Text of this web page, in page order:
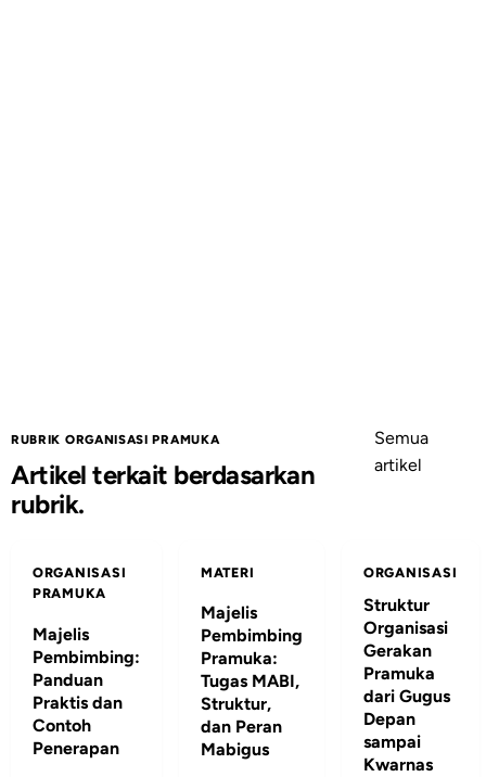
RUBRIK ORGANISASI PRAMUKA
Artikel terkait berdasarkan
rubrik.
Semua
artikel
ORGANISASI
PRAMUKA
Majelis
Pembimbing:
Panduan
Praktis dan
Contoh
Penerapan
MATERI
Majelis
Pembimbing
Pramuka:
Tugas MABI,
Struktur,
dan Peran
Mabigus
ORGANISASI
Struktur
Organisasi
Gerakan
Pramuka
dari Gugus
Depan
sampai
Kwarnas